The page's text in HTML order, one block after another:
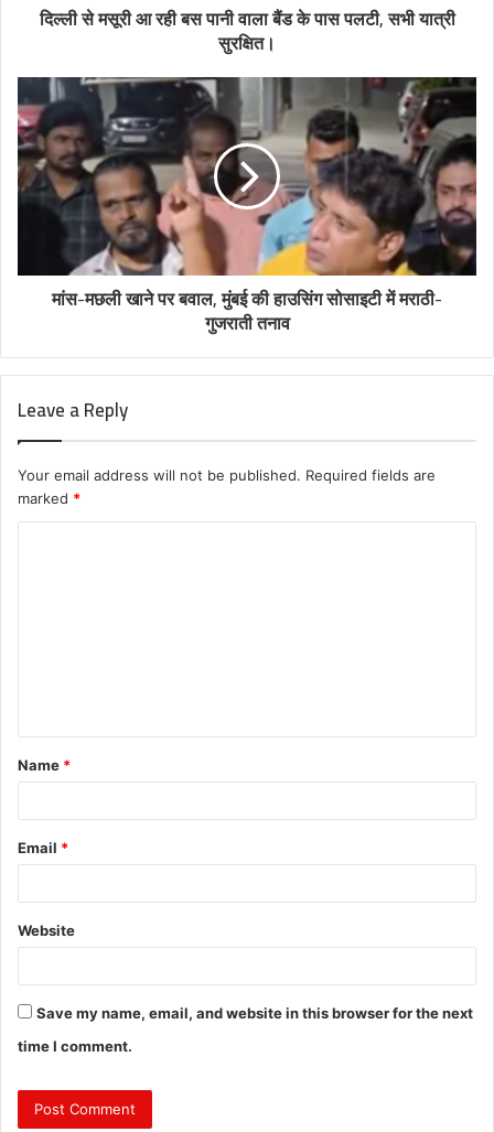
दिल्ली से मसूरी आ रही बस पानी वाला बैंड के पास पलटी, सभी यात्री
सुरक्षित।
मांस-मछली खाने पर बवाल, मुंबई की हाउसिंग सोसाइटी में मराठी-
गुजराती तनाव
Leave a Reply
Your email address will not be published. Required fields are
marked *
t
*
Name *
Email *
Website
Save my name, email, and website in this browser for the next
time I comment.